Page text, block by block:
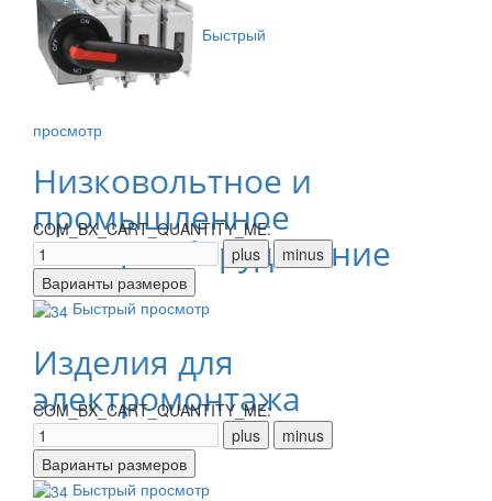
Быстрый
просмотр
Низковольтное и
промышленное
электрооборудование
COM_BX_CART_QUANTITY_ME:
Быстрый просмотр
Изделия для
электромонтажа
COM_BX_CART_QUANTITY_ME:
Быстрый просмотр